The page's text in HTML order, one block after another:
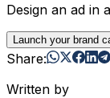
Design an ad in
Launch your brand
Share:
Written by